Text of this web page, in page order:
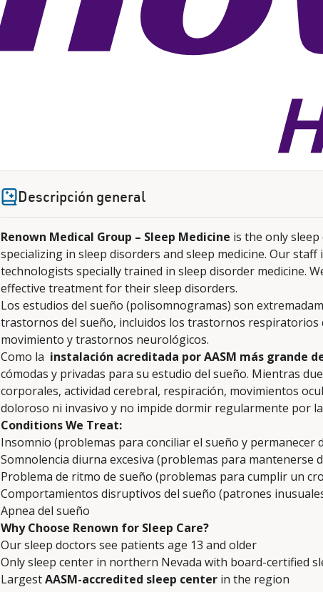
Descripción general
Renown Medical Group – Sleep Medicine is the only
specializing in sleep disorders and sleep medicine. Our
technologists specially trained in sleep disorder medicine.
effective treatment for their sleep disorders.
Los estudios del sueño (polisomnogramas) son
trastornos del sueño, incluidos los trastornos respiratorios
movimiento y trastornos neurológicos.
Como la instalación acreditada por AASM más grande
cómodas y privadas para su estudio del sueño. Mientras
corporales, actividad cerebral, respiración, movimientos
doloroso ni invasivo y no impide dormir regularmente por
Conditions We Treat:
Insomnio (problemas para conciliar el sueño y permanecer
Somnolencia diurna excesiva (problemas para mantenerse
Problema de ritmo de sueño (problemas para cumplir un
Comportamientos disruptivos del sueño (patrones
Apnea del sueño
Why Choose Renown for Sleep Care?
Our sleep doctors see patients age 13 and older
Only sleep center in northern Nevada with board-certified
LargestAASM-accredited sleep center in the region